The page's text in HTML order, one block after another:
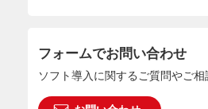
フォームでお問い合わせ
ソフト導入に関するご質問やご相